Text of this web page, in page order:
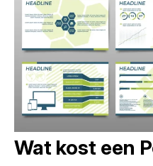
Wat kost een